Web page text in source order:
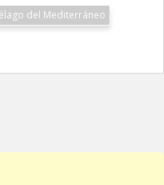
del Mediterráneo